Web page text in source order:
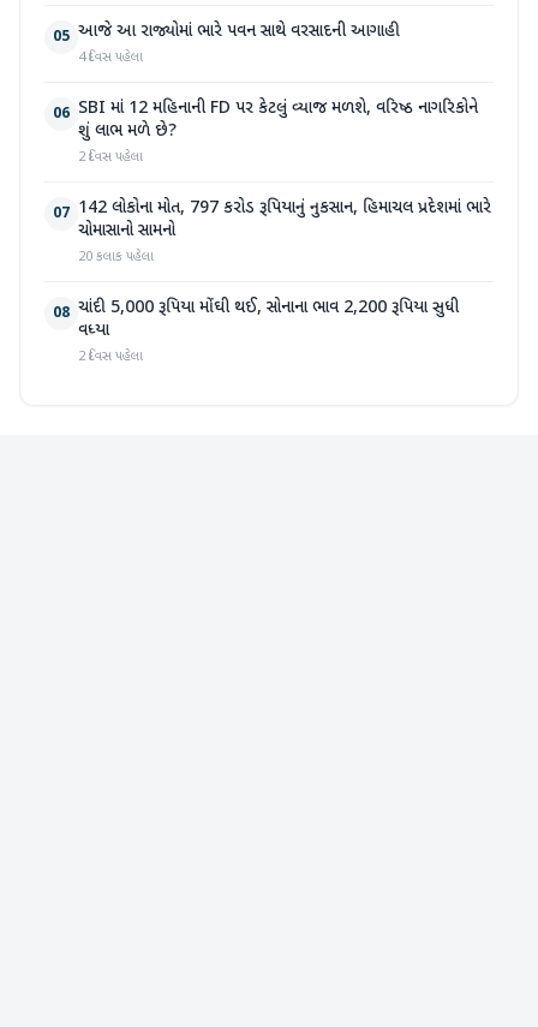
05 આજે આ રાજ્યોમાં ભારે પવન સાથે વરસાદની આગાહી
4 દિવસ પહેલા
06 SBI માં 12 મહિનાની FD પર કેટલું વ્યાજ મળશે, વરિષ્ઠ નાગરિકોને
શું લાભ મળે છે?
2 દિવસ પહેલા
07 142 લોકોના મોત, 797 કરોડ રૂપિયાનું નુકસાન, હિમાચલ પ્રદેશમાં ભારે
ચોમાસાનો સામનો
20 કલાક પહેલા
08 ચાંદી 5,000 રૂપિયા મોંઘી થઈ, સોનાના ભાવ 2,200 રૂપિયા સુધી
વધ્યા
2 દિવસ પહેલા